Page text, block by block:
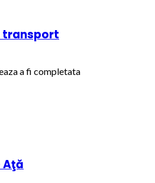
transport
a fi completata
Aţă